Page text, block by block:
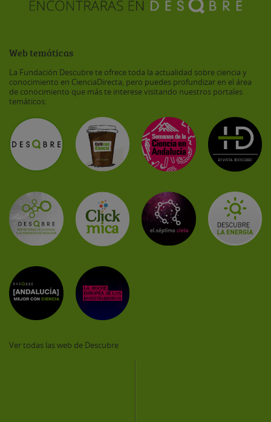
Web temáticas
La Fundación Descubre te ofrece toda la actualidad sobre ciencia y
conocimiento en CienciaDirecta, pero puedes profundizar en el área
de conocimiento que más te interese visitando nuestros portales
temáticos:
Ver todas las web de Descubre